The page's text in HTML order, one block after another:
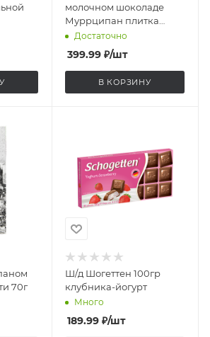
молочном шоколаде
Муррципан плитка
Шаакен 90г
Достаточно
399.99₽/шт
В КОРЗИНУ
70г
Ш/д Шогеттен 100гр
клубника-йогурт
Много
189.99₽/шт